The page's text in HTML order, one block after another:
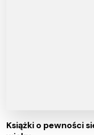
Książki o pewności